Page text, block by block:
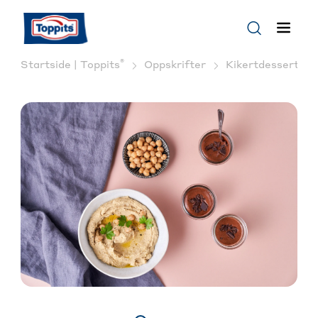
Startside | Toppits® Oppskrifter Kikertdessert: